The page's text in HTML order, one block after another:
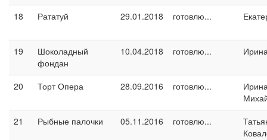
18 Рататуй 29.01.2018 готовлю...
19
Шоколадный
фондан
10.04.2018 готовлю...
20 Торт Опера 28.09.2016 готовлю...
21
Рыбные палочки 05.11.2016 готовлю...